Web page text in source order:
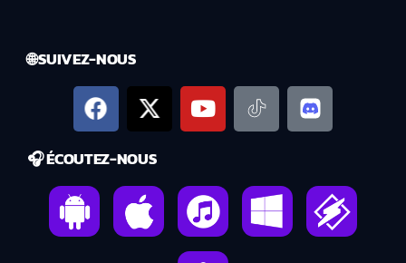
🌐 SUIVEZ-NOUS
🎧 ÉCOUTEZ-NOUS